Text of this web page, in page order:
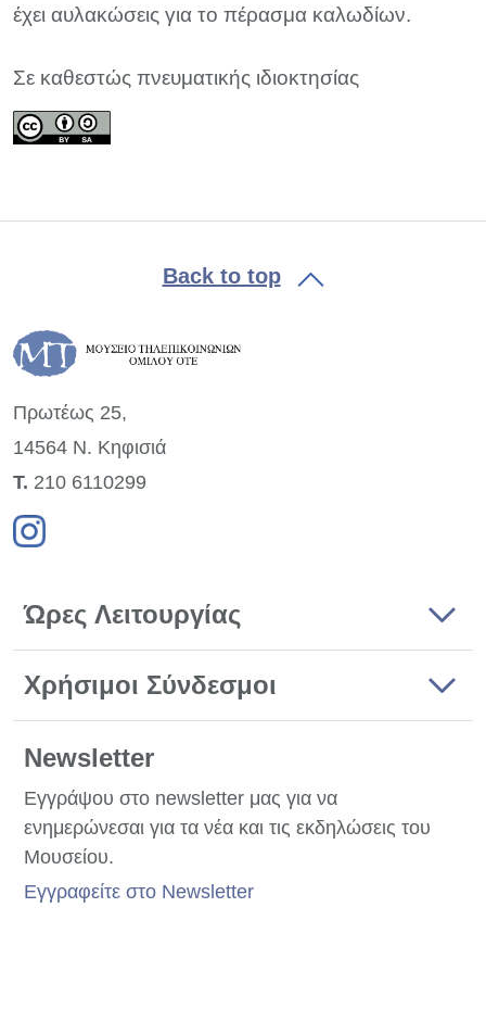
έχει αυλακώσεις για το πέρασμα καλωδίων.
Σε καθεστώς πνευματικής ιδιοκτησίας
Back to top
Πρωτέως 25,
14564 Ν. Κηφισιά
Τ. 210 6110299
Ώρες Λειτουργίας
Χρήσιμοι Σύνδεσμοι
Newsletter
Εγγράψου στο newsletter μας για να
ενημερώνεσαι για τα νέα και τις εκδηλώσεις του
Μουσείου.
Εγγραφείτε στο Newsletter